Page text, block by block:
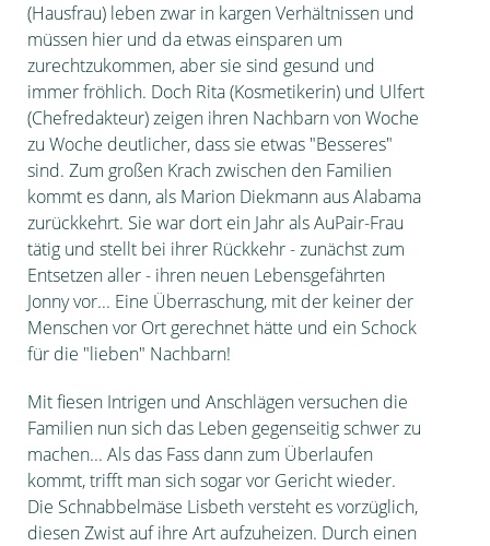
(Hausfrau) leben zwar in kargen Verhältnissen und
müssen hier und da etwas einsparen um
zurechtzukommen, aber sie sind gesund und
immer fröhlich. Doch Rita (Kosmetikerin) und Ulfert
(Chefredakteur) zeigen ihren Nachbarn von Woche
zu Woche deutlicher, dass sie etwas "Besseres"
sind. Zum großen Krach zwischen den Familien
kommt es dann, als Marion Diekmann aus Alabama
zurückkehrt. Sie war dort ein Jahr als AuPair-Frau
tätig und stellt bei ihrer Rückkehr - zunächst zum
Entsetzen aller - ihren neuen Lebensgefährten
Jonny vor... Eine Überraschung, mit der keiner der
Menschen vor Ort gerechnet hätte und ein Schock
für die "lieben" Nachbarn!
Mit fiesen Intrigen und Anschlägen versuchen die
Familien nun sich das Leben gegenseitig schwer zu
machen... Als das Fass dann zum Überlaufen
kommt, trifft man sich sogar vor Gericht wieder.
Die Schnabbelmäse Lisbeth versteht es vorzüglich,
diesen Zwist auf ihre Art aufzuheizen. Durch einen